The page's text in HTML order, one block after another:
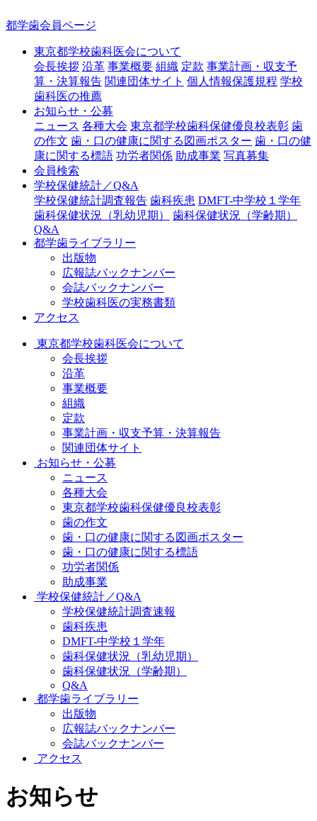
都学歯会員ページ
東京都学校歯科医会について
会長挨拶 沿革 事業概要 組織 定款 事業計画・収支予
算・決算報告 関連団体サイト 個人情報保護規程 学校
歯科医の推薦
お知らせ・公募
ニュース 各種大会 東京都学校歯科保健優良校表彰 歯
の作文 歯・口の健康に関する図画ポスター 歯・口の健
康に関する標語 功労者関係 助成事業 写真募集
会員検索
学校保健統計／Q&A
学校保健統計調査報告 歯科疾患 DMFT-中学校１学年
歯科保健状況（乳幼児期）
歯科保健状況（学齢期）
Q&A
都学歯ライブラリー
出版物
広報誌バックナンバー
会誌バックナンバー
学校歯科医の実務書類
アクセス
東京都学校歯科医会について
会長挨拶
沿革
事業概要
組織
定款
事業計画・収支予算・決算報告
関連団体サイト
お知らせ・公募
ニュース
各種大会
東京都学校歯科保健優良校表彰
歯の作文
歯・口の健康に関する図画ポスター
歯・口の健康に関する標語
功労者関係
助成事業
学校保健統計／Q&A
学校保健統計調査速報
歯科疾患
DMFT-中学校１学年
歯科保健状況（乳幼児期）
歯科保健状況（学齢期）
Q&A
都学歯ライブラリー
出版物
広報誌バックナンバー
会誌バックナンバー
アクセス
お知らせ